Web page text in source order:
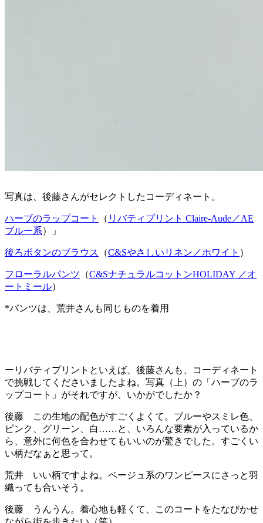
写真は、後藤さんがセレクトしたコーディネート。
ハーブのラップコート （ リバティプリント Claire-Aude／AE
ブルー系）」
後ろボタンのブラウス （C&Sやさしいリネン／ホワイト ）
フローラルパンツ （C&SナチュラルコットンHOLIDAY ／オ
ートミール）
*パンツは、荒井さんも同じものを着用
ーリバティプリントといえば、後藤さんも、コーディネート
で挑戦してくださいましたよね。写真（上）の「ハーブのラ
ップコート」がそれですが、いかがでしたか？
後藤 この生地の配色がすごくよくて。ブルーやスミレ色、
ピンク、グリーン、白……と、いろんな要素が入っているか
ら、意外に何色を合わせてもいいのが驚きでした。すごくい
い柄だなぁと思って。
荒井 いい柄ですよね。ベージュ系のワンピースにさっと羽
織っても合いそう。
後藤 うんうん。着心地も軽くて、このコートをたなびかせ